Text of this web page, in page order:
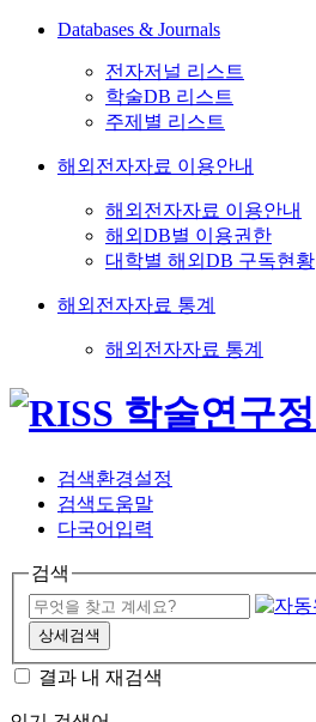
Databases & Journals
전자저널 리스트
학술DB 리스트
주제별 리스트
해외전자자료 이용안내
해외전자자료 이용안내
해외DB별 이용권한
대학별 해외DB 구독현황
해외전자자료 통계
해외전자자료 통계
검색환경설정
검색도움말
다국어입력
검색
상세검색
결과 내 재검색